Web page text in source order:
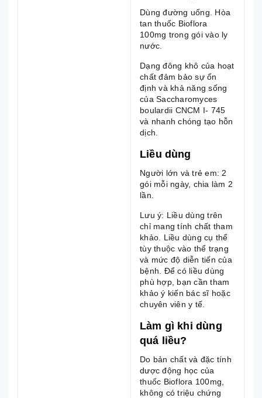
Dùng đường uống. Hòa
tan thuốc Bioflora
100mg trong gói vào ly
nước.
Dạng đông khô của hoạt
chất đảm bảo sự ổn
định và khả năng sống
của Saccharomyces
boulardii CNCM I- 745
và nhanh chóng tạo hỗn
dịch.
Liều dùng
Người lớn và trẻ em: 2
gói mỗi ngày, chia làm 2
lần.
Lưu ý: Liều dùng trên
chỉ mang tính chất tham
khảo. Liều dùng cụ thể
tùy thuộc vào thể trạng
và mức độ diễn tiến của
bệnh. Để có liều dùng
phù hợp, bạn cần tham
khảo ý kiến bác sĩ hoặc
chuyên viên y tế.
Làm gì khi dùng
quá liều?
Do bản chất và đặc tính
dược động học của
thuốc Bioflora 100mg,
không có triệu chứng